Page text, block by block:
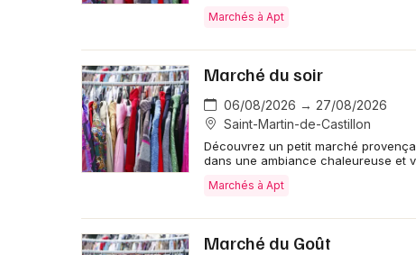
Marchés à Apt
Marché du soir
06/08/2026 → 27/08/2026
Saint-Martin-de-Castillon
Découvrez un petit marché
dans une ambiance chaleureuse et
Marchés à Apt
Marché du Goût